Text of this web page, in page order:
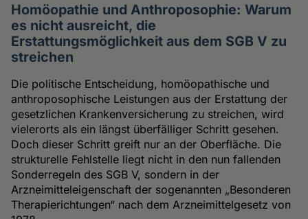
Homöopathie und Anthroposophie: Warum
es nicht ausreicht, die
Erstattungsmöglichkeit aus dem SGB V zu
streichen
Die politische Entscheidung, homöopathische und
anthroposophische Leistungen aus der Erstattung der
gesetzlichen Krankenversicherung zu streichen, wird
vielerorts als ein längst überfälliger Schritt gesehen.
Doch dieser Schritt greift nur an der Oberfläche. Die
strukturelle Fehlstelle liegt nicht in den nun fallenden
Sonderregeln des SGB V, sondern in der
Arzneimitteleigenschaft der sogenannten „Besonderen
Therapierichtungen“ nach dem Arzneimittelgesetz von